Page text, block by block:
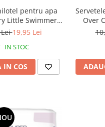
pentru apa
Little Swimmers,
6, 12-18 kg, 11
Lei19,95 Lei
IN STOC
IN COS
Over